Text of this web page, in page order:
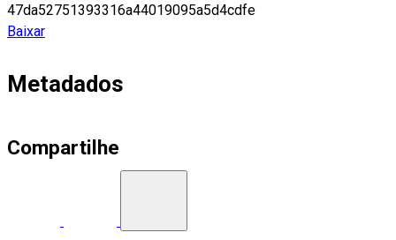
47da52751393316a44019095a5d4cdfe
Baixar
Metadados
Compartilhe